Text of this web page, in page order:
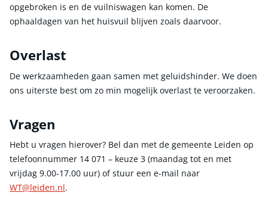
opgebroken is en de vuilniswagen kan komen. De
ophaaldagen van het huisvuil blijven zoals daarvoor.
Overlast
De werkzaamheden gaan samen met geluidshinder. We doen
ons uiterste best om zo min mogelijk overlast te veroorzaken.
Vragen
Hebt u vragen hierover? Bel dan met de gemeente Leiden op
telefoonnummer 14 071 – keuze 3 (maandag tot en met
vrijdag 9.00-17.00 uur) of stuur een e-mail naar
WT@leiden.nl.